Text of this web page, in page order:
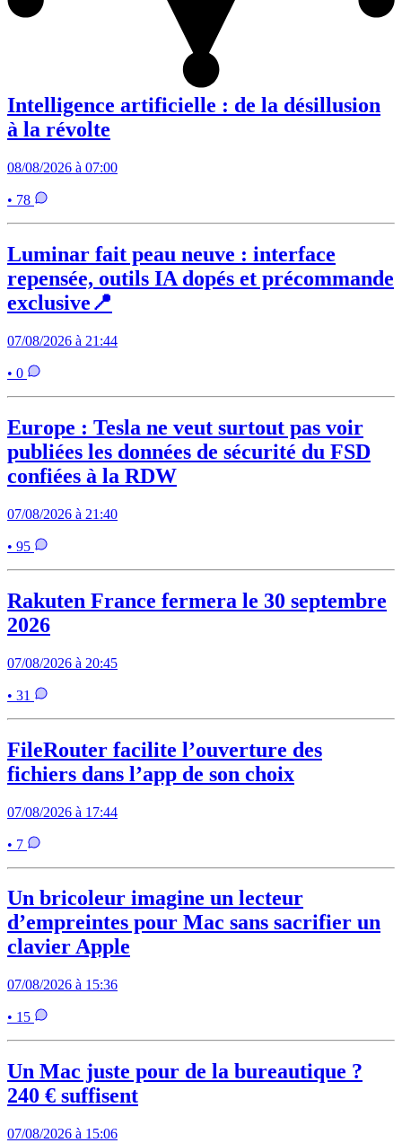
Intelligence artificielle : de la désillusion
à la révolte
08/08/2026 à 07:00
• 78
Luminar fait peau neuve : interface
repensée, outils IA dopés et précommande
exclusive📍
07/08/2026 à 21:44
• 0
Europe : Tesla ne veut surtout pas voir
publiées les données de sécurité du FSD
confiées à la RDW
07/08/2026 à 21:40
• 95
Rakuten France fermera le 30 septembre
2026
07/08/2026 à 20:45
• 31
FileRouter facilite l’ouverture des
fichiers dans l’app de son choix
07/08/2026 à 17:44
• 7
Un bricoleur imagine un lecteur
d’empreintes pour Mac sans sacrifier un
clavier Apple
07/08/2026 à 15:36
• 15
Un Mac juste pour de la bureautique ?
240 € suffisent
07/08/2026 à 15:06